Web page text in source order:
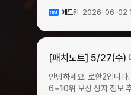
스킬에 비정상적인 대미지가 적용되던 문제를 수정합니
확장되었습니다. 유물 성
10% 증가 (지속시간 5초
5초)0.22%오브 : 치명적
집요함전설치명타 공격
시 9% 확률로 상태이상
시전속도 1.5% 증가 (지
시작됩니다. ✧ 판매 기간: 2026년 6월 10일 수요일 점검 후 ~ 2026년 6월 17일 수요일 점검 전까지패키지명패키지 구성가격구매
준비 패키지 Ⅱ마력석60₩99,000계정
제한아이템명개수눈부
콘텐츠 ✦ 무한의 탑 시즌이 시작됩니다. ✧ 무한의 탑 시즌 기간: 2026년 6월 3일 수요일 점검 후 ~ 6월 16일 화요일 23:59 까지
시즌 진행 기간은 ‘정기 점검 후 ~ 차주 수요
서버 이전권을 소모하여 서버를 이동할 수 있습니다. ▸ 서버
캐릭터로 서버 이전권을 구매/보유해야 합니다. ▸ 서버 이전 기간 중
이전 가능합니다. (KR ↔ TW 서버 이전 불가) ▸자세한 이전 방법 및
에드윈 2026-06-02
[패치노트] 5/27(수)
안녕하세요. 로한2입니다. 5월 27일 업데이트 내용을 아래와 같이 안내해 드립니다. [공지 수정 내역] * 5/27 13:05 길드 레이드 6~10위 보상 상자 정보 추가, 21~50위 보상 정보 수정, 치명타 오브 제외 안내 * 5/27 18:20 길드 레이드 도전 가능 횟수 차감 기준 설명 보충 (던전 오픈 시 차감 횟수 감소) * 5/28 11:30 오브 등급별 분해 시 오브 원석 획득 개수 추가 콘텐츠 ✦ 길드 레이드 콘텐츠가 추가됩니다. 길드원들이 레이드 던전에 입장하여 보스를 처치하고, 시즌 랭킹에 따라 보상을 획득하는 콘텐츠입니다. 신규 아이템인 가더와 오브 또한 레이드 콘텐츠 보상으로 획득 가능합니다. ✧ 진행 방식 ① 길드 메뉴 내의 ‘길드 레이드 던전’ 탭에서 레이드 던전을 오픈하거나 레이드에 참여할 수 있습니다. ② 부길드장 이상의 권한을 가진 길드원이 도전 스테이지를 선택하고 던전을 오픈할 수 있습니다. 스테이지 오픈 시 길드원들도 길드 메뉴를 통해 레이드 던전에 입장 가능합니다. ▸ 레이드 던전은 매 시즌 3회 도전 가능하며, 던전 오픈 시 도전 가능 횟수가 1회 차감됩니다. 길드의 도전 가능 횟수 현황은 길드 서버 이동을 해도 유지됩니다. ▸ 한 번 특정 길드 소속으로 레이드에 참여한 계정은 같은 시즌 중에는 길드 이동을 해도 다른 길드에서 레이드에 참여할 수 없으며, 다음 시즌부터 다른 길드에서 레이드에 참여할 수 있습니다. ③ 레이드 시스템 안내를 확인할 수 있습니다. ▸ 레이드 시즌 기간은 매주 수요일 정기점검 후 ~ 다음 주 수요일 00:00까지입니다. ④ 랭킹 메뉴로 이동하여 현재 길드 레이드 랭킹을 확인할 수 있습니다. ✧ 랭킹 시스템 랭킹은 레이드 클리어가 빠른 순으로 순위가 매겨지며, 모든 서버의 길드를 대상으로 하는 월드 랭킹으로 운영됩니다. 랭킹 메뉴에서 실시간 레이드 랭킹을 확인할 수 있습니다. ▸ 랭킹은 시즌제로 운영되며, 시즌 종료 시점의 랭킹에 따라 랭킹 보상이 지급됩니다. ▸ 길드 레이드 기록(클리어 시간)은 길드 서버 이동을 진행해도 유지됩니다. ✧ 레이드 보스 레이드 던전은 최초 입장 시 길드원이 머무르는 지역과 보스와 전투가 이뤄지는 지역으로 분리되어 있습니다. 보스는 출현 지역 중앙에 위치하며, 최초 시작 지역에서 보스 지역으로 이동할 때에는 포탈을 사용합니다. 반대로 보스 지역에서 최초 시작 지역으로는 이동할 수 없습니다. 레이드 보스는 지금까지 없던 강력하고 다양한 전투 패턴을 사용합니다. 맵 전체를 대상으로 하는 광역 공격이나 즉사기, 랜덤 타겟 대상 공격 패턴을 보유하고 있기에 길드원 분들의 소통과 협력이 필요한 전략이 요구될 수 있습니다.광역 공격 패턴 예시 1광역 공격 패턴 예시 2 ✧ 보상 길드 레이드의 보상은 스테이지 클리어 보상과 랭킹 보상으로 나뉘며, 신규 아이템 ‘가더’와 ‘오브’가 주요 보상으로 지급됩니다. ▸ 스테이지 클리어 보상 스테이지 클리어 시 클리어 시점에 길드에 속한 길드원 전체에게 우편을 통해 지급됩니다. 높은 단계의 스테이지를 클리어하면 그 이하 단계의 스테이지 클리어 보상도 자동 지급됩니다. (예시: 3스테이지 클리어 시 1~3 스테이지 클리어 보상 지급) ▹ 스테이지별 클리어 보상길드레이드클리어 보상구성품 중 1종 획득아이템명개수스테이지 1~3 클리어 보상오브 원석 10개 상자1오브 원석 30개 상자1오브 원석 50개 상자1가더 랜덤 상자1스테이지 4~5